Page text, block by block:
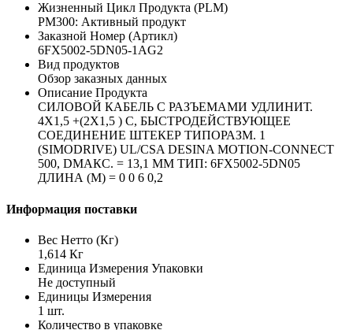
Жизненный Цикл Продукта (PLM)
PM300: Активный продукт
Заказной Номер (Артикл)
6FX5002-5DN05-1AG2
Вид продуктов
Обзор заказных данных
Описание Продукта
СИЛОВОЙ КАБЕЛЬ С РАЗЪЕМАМИ УДЛИНИТ.
4X1,5 +(2X1,5 ) C, БЫСТРОДЕЙСТВУЮЩЕЕ
СОЕДИНЕНИЕ ШТЕКЕР ТИПОРАЗМ. 1
(SIMODRIVE) UL/CSA DESINA MOTION-CONNECT
500, DМАКС. = 13,1 ММ ТИП: 6FX5002-5DN05
ДЛИНА (М) = 0 0 6 0,2
Информация поставки
Вес Нетто (Кг)
1,614 Кг
Единица Измерения Упаковки
Не доступный
Единицы Измерения
1 шт.
Количество в упаковке